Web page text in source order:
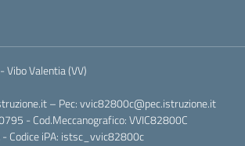
Vibo Valentia (VV)
– Pec: vvic82800c@pec.istruzione.it
- Cod.Meccanografico: VVIC82800C
- Codice iPA: istsc_vvic82800c